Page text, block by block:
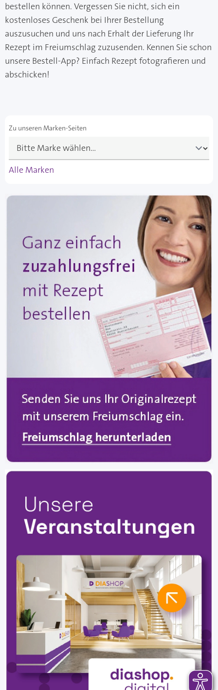
bestellen können. Vergessen Sie nicht, sich ein
kostenloses Geschenk bei Ihrer Bestellung
auszusuchen und uns nach Erhalt der Lieferung Ihr
Rezept im Freiumschlag zuzusenden. Kennen Sie schon
unsere Bestell-App? Einfach Rezept fotografieren und
abschicken!
Zu unseren Marken-Seiten
Alle Marken